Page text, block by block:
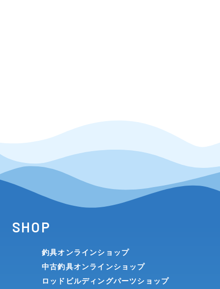
SHOP
釣具オンラインショップ
中古釣具オンラインショップ
ロッドビルディングパーツショップ